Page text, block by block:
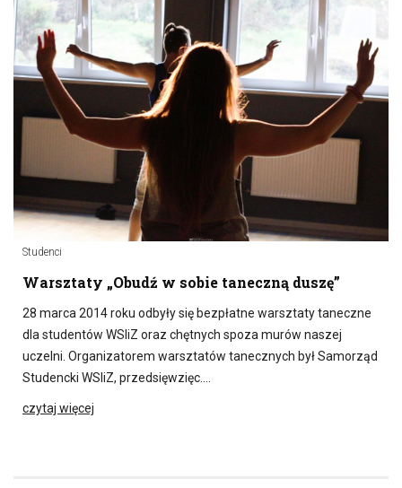
Studenci
Warsztaty „Obudź w sobie taneczną duszę”
28 marca 2014 roku odbyły się bezpłatne warsztaty taneczne
dla studentów WSIiZ oraz chętnych spoza murów naszej
uczelni. Organizatorem warsztatów tanecznych był Samorząd
Studencki WSIiZ, przedsięwzięc….
czytaj więcej